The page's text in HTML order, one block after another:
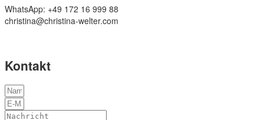
WhatsApp: +49 172 16 999 88
christina@christina-welter.com
Kontakt